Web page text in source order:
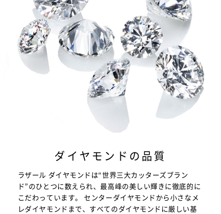
ダイヤモンドの品質
ラザール ダイヤモンドは“世界三大カッターズブラン
ド”のひとつに数えられ、最高峰の美しい輝きに徹底的に
こだわっています。 センターダイヤモンドから小さなメ
レダイヤモンドまで、すべてのダイヤモンドに厳しい基